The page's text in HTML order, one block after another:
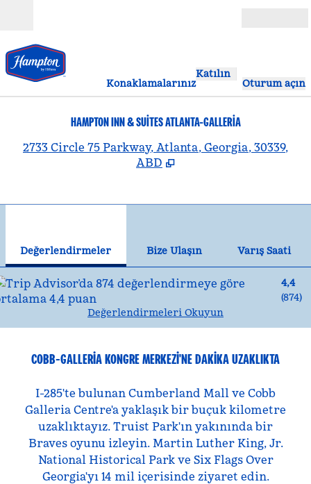
Konaklamalarınız
Katılın
Oturum açın
HAMPTON INN & SUITES ATLANTA-GALLERIA
2733 Circle 75 Parkway, Atlanta, Georgia, 30339,
ABD
Değerlendirmeler Bize Ulaşın
Varış Saati
4,4
(874)
Değerlendirmeleri Okuyun
COBB-GALLERIA KONGRE MERKEZI'NE DAKIKA UZAKLIKTA
I-285'te bulunan Cumberland Mall ve Cobb
Galleria Centre'a yaklaşık bir buçuk kilometre
uzaklıktayız. Truist Park'ın yakınında bir
Braves oyunu izleyin. Martin Luther King, Jr.
National Historical Park ve Six Flags Over
Georgia'yı 14 mil içerisinde ziyaret edin.